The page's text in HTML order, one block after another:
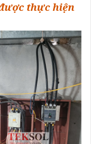
thực hiện